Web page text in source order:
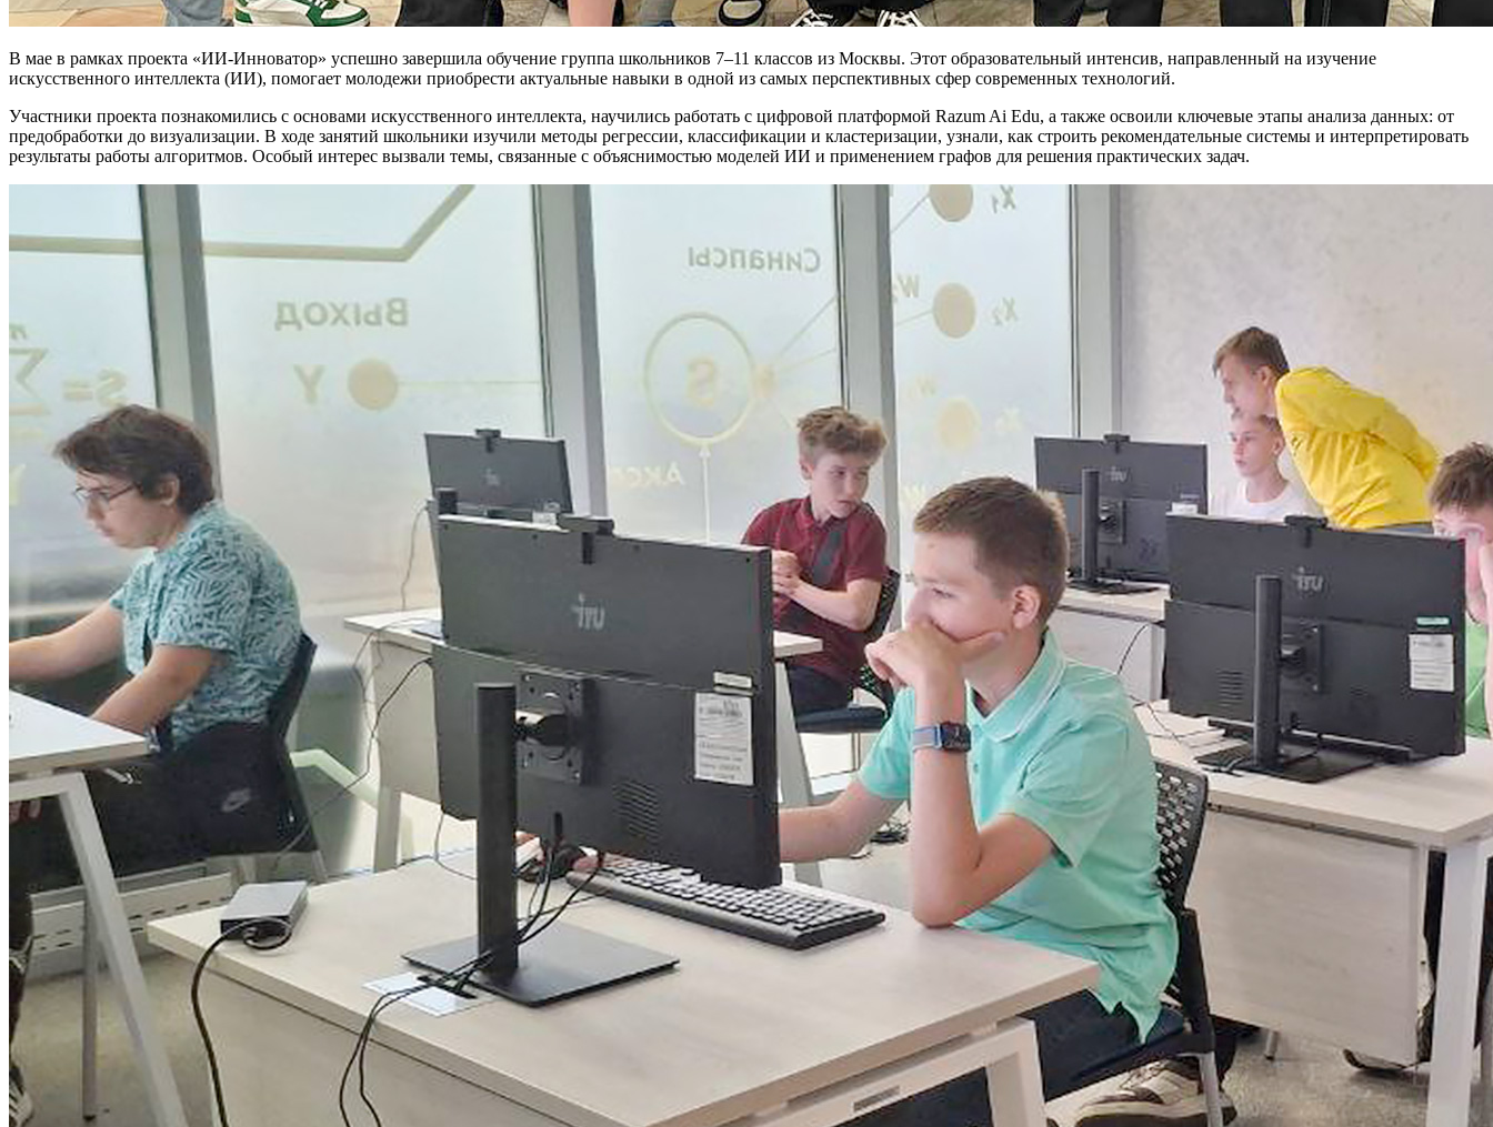
В мае в рамках проекта «ИИ-Инноватор» успешно завершила обучение группа школьников 7–11 классов из Москвы. Этот образовательный интенсив, направленный на изучение
искусственного интеллекта (ИИ), помогает молодежи приобрести актуальные навыки в одной из самых перспективных сфер современных технологий.
Участники проекта познакомились с основами искусственного интеллекта, научились работать с цифровой платформой Razum Ai Edu, а также освоили ключевые этапы анализа данных: от
предобработки до визуализации. В ходе занятий школьники изучили методы регрессии, классификации и кластеризации, узнали, как строить рекомендательные системы и интерпретировать
результаты работы алгоритмов. Особый интерес вызвали темы, связанные с объяснимостью моделей ИИ и применением графов для решения практических задач.